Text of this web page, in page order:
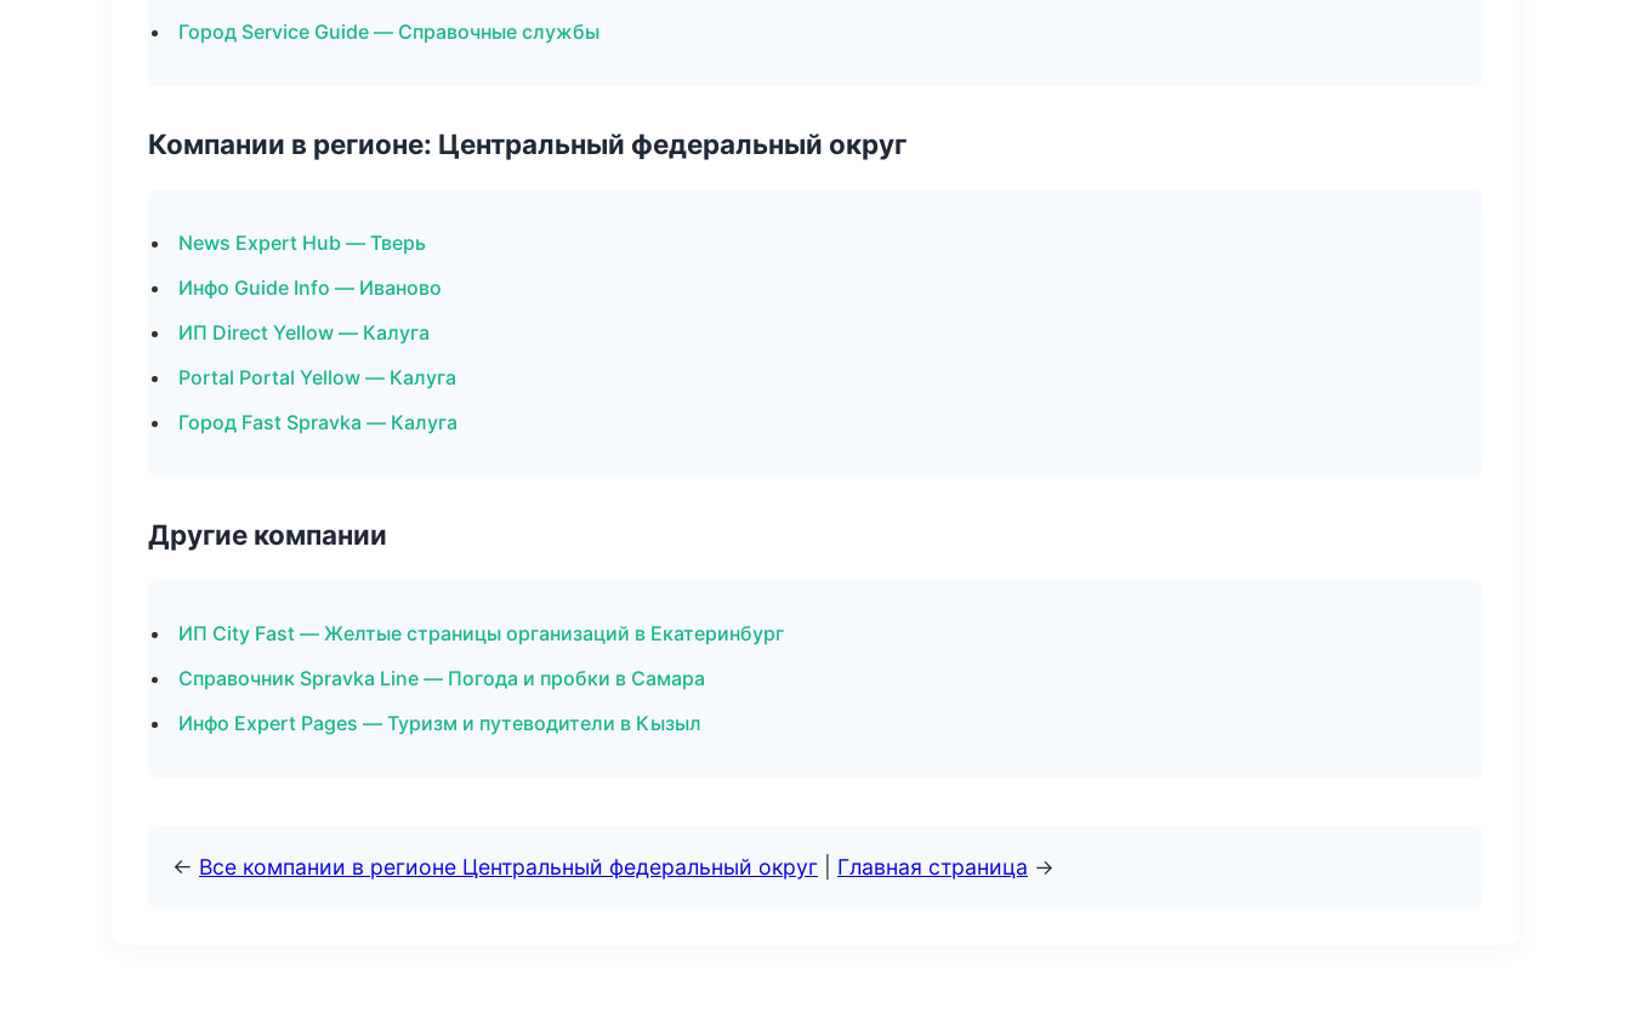
Город Service Guide — Справочные службы
Компании в регионе: Центральный федеральный округ
News Expert Hub — Тверь
Инфо Guide Info — Иваново
ИП Direct Yellow — Калуга
Portal Portal Yellow — Калуга
Город Fast Spravka — Калуга
Другие компании
ИП City Fast — Желтые страницы организаций в Екатеринбург
Справочник Spravka Line — Погода и пробки в Самара
Инфо Expert Pages — Туризм и путеводители в Кызыл
← Все компании в регионе Центральный федеральный округ Главная страница →